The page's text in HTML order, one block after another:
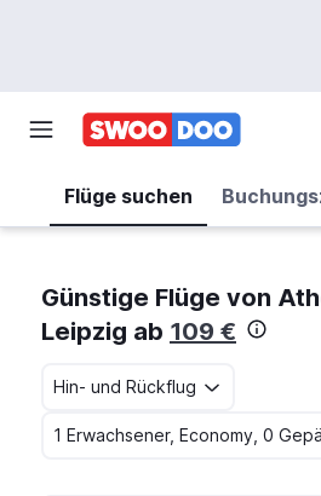
Flüge suchen
Günstige Flüge von
Leipzig ab 109 €
Hin- und Rückflug
1 Erwachsener, Economy, 0